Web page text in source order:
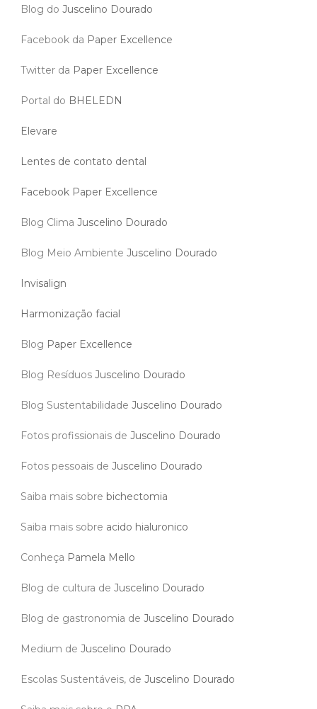
Blog do Juscelino Dourado
Facebook da Paper Excellence
Twitter da Paper Excellence
Portal do BHELEDN
Elevare
Lentes de contato dental
Facebook Paper Excellence
Blog Clima Juscelino Dourado
Blog Meio Ambiente Juscelino Dourado
Invisalign
Harmonização facial
Blog Paper Excellence
Blog Resíduos Juscelino Dourado
Blog Sustentabilidade Juscelino Dourado
Fotos profissionais de Juscelino Dourado
Fotos pessoais de Juscelino Dourado
Saiba mais sobre bichectomia
Saiba mais sobre acido hialuronico
Conheça Pamela Mello
Blog de cultura de Juscelino Dourado
Blog de gastronomia de Juscelino Dourado
Medium de Juscelino Dourado
Escolas Sustentáveis, de Juscelino Dourado